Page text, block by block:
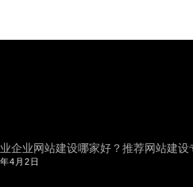
企业网站建设哪家好？推荐网站建设
4月2日